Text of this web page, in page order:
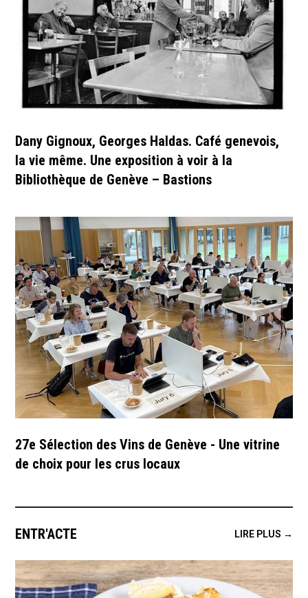
Dany Gignoux, Georges Haldas. Café genevois,
la vie même. Une exposition à voir à la
Bibliothèque de Genève – Bastions
27e Sélection des Vins de Genève - Une vitrine
de choix pour les crus locaux
ENTR'ACTE LIRE PLUS →